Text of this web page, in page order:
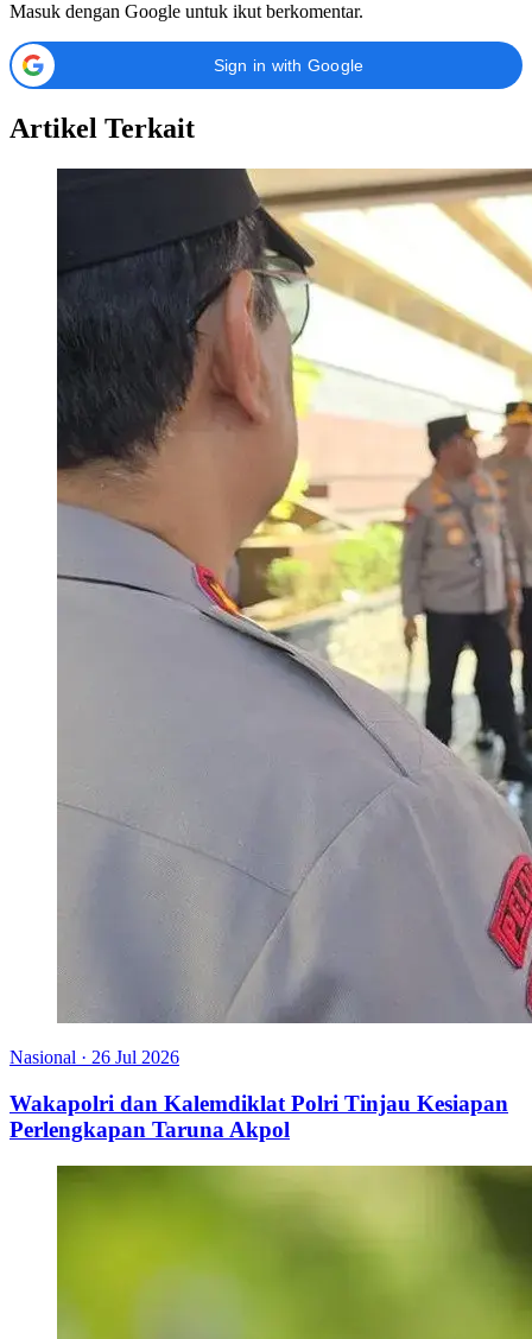
Masuk dengan Google untuk ikut berkomentar.
Sign in with Google
Artikel Terkait
Nasional · 26 Jul 2026
Wakapolri dan Kalemdiklat Polri Tinjau Kesiapan
Perlengkapan Taruna Akpol